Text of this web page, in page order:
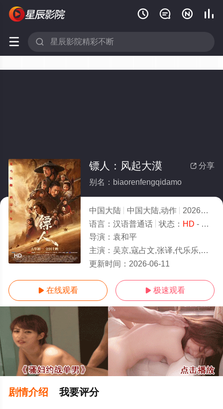
   
 
HD
 分享
镖人：风起大漠
别名：biaorenfengqidamo
中国大陆 中国大陆,动作 2026
1.0
语言： 汉语普通话 状态： HD - 可以高清免费在线观看
导演： 袁和平
主演： 吴京,寇占文,张译,代乐乐,惠英红,白那日苏,于荣光,张晋,林秋楠,淳于珊珊,谢霆锋,梁家辉,释彦能,李连杰,徐向
更新时间： 2026-06-11
 在线观看  极速观看
剧情介绍 我要评分